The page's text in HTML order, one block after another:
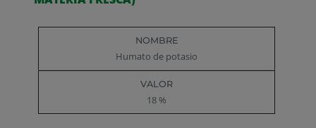
Valor
Humato de potasio
18 %